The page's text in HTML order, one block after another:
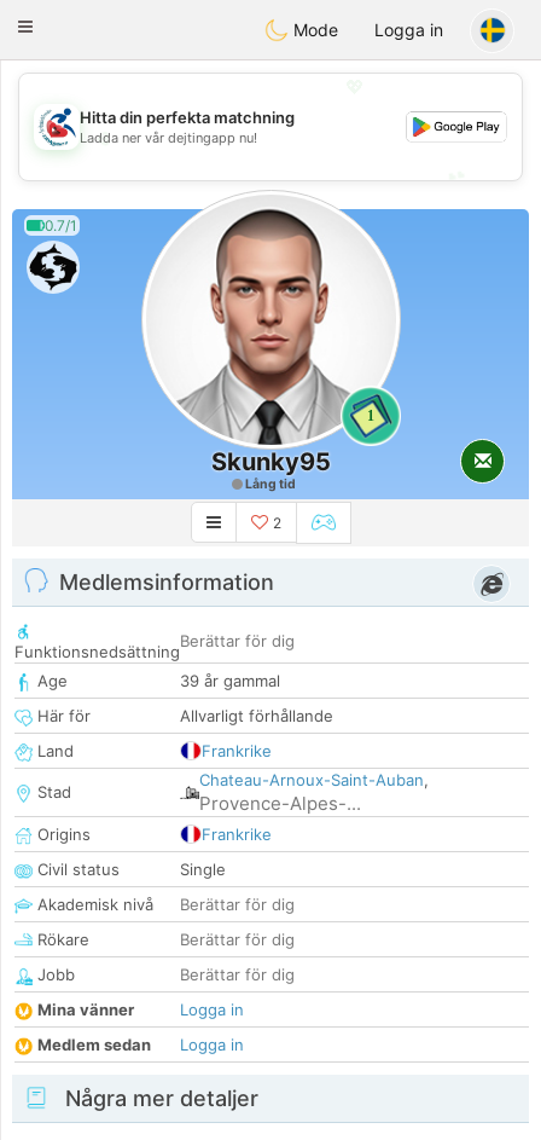
Handi Space
Toggle
Mode Logga in
💖
💕
Hitta din perfekta matchning
Ladda ner vår dejtingapp nu!
0.7/1
1
Skunky95
Lång tid
2
Medlemsinformation
Funktionsnedsättning
Berättar för dig
Age
39 år gammal
Här för
Allvarligt förhållande
Land
Frankrike
Stad
Chateau-Arnoux-Saint-Auban,
Provence-Alpes-...
Origins
Frankrike
Civil status
Single
Akademisk nivå
Berättar för dig
Rökare
Berättar för dig
Jobb
Berättar för dig
Mina vänner
Logga in
Medlem sedan
Logga in
Några mer detaljer